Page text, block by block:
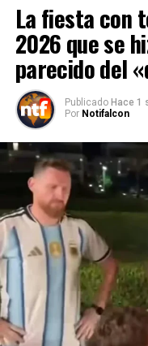
La fiesta con
2026 que se
parecido del
Publicado Hace 1
Por Notifalcon